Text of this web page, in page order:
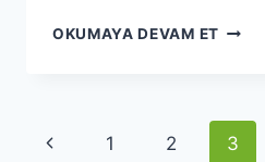
OKUMAYA DEVAM ET107.
Page
Previous
1 2 3